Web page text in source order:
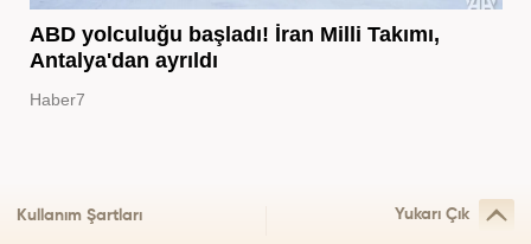
ABD yolculuğu başladı! İran Milli Takımı,
Antalya'dan ayrıldı
Haber7
Kullanım Şartları Yukarı Çık